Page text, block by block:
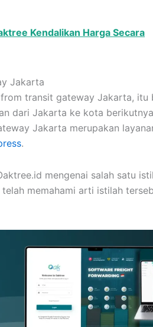
Kendalikan Harga Secara
Jakarta
transit gateway Jakarta, itu
dari Jakarta ke kota
Jakarta merupakan
.
mengenai salah satu
memahami arti istilah